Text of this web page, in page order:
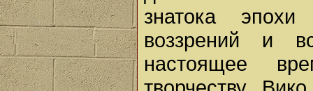
знатока
воззрений и
настоящее